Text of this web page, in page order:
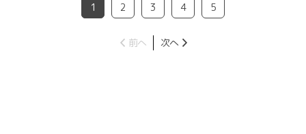
1 2 3 4 5
前へ 次へ